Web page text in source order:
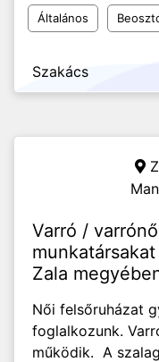
Általános
Szakács
Varró / varrónő
Zala
Női felsőruházat
foglalkozunk.
működik. A